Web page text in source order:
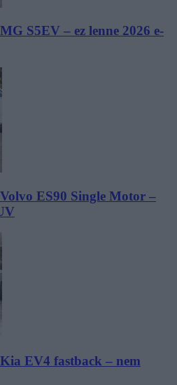
S5EV – ez lenne 2026 e-
ES90 Single Motor –
EV4 fastback – nem